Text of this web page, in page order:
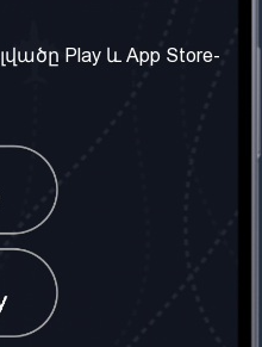
Պայմաններ և դրույթներ
Հաճախ տրվող հարցեր
Տարածել
սոցիալական
ցանցում
Play և App Store-